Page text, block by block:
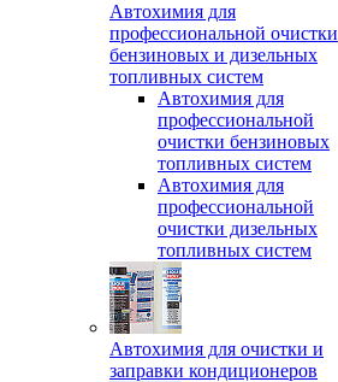
Автохимия для
профессиональной очистки
бензиновых и дизельных
топливных систем
Автохимия для
профессиональной
очистки бензиновых
топливных систем
Автохимия для
профессиональной
очистки дизельных
топливных систем
Автохимия для очистки и
заправки кондиционеров